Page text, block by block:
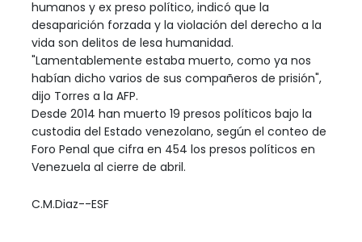
humanos y ex preso político, indicó que la
desaparición forzada y la violación del derecho a la
vida son delitos de lesa humanidad.
"Lamentablemente estaba muerto, como ya nos
habían dicho varios de sus compañeros de prisión",
dijo Torres a la AFP.
Desde 2014 han muerto 19 presos políticos bajo la
custodia del Estado venezolano, según el conteo de
Foro Penal que cifra en 454 los presos políticos en
Venezuela al cierre de abril.
C.M.Diaz--ESF